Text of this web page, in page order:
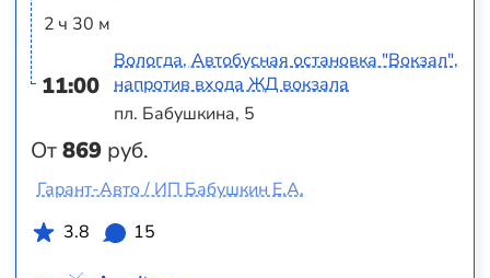
2 ч 30 м
11:00
От869 руб.
Вологда, Автобусная остановка "Вокзал",
напротив входа ЖД вокзала
пл. Бабушкина, 5
Гарант-Авто / ИП Бабушкин Е.А.
3.8
15